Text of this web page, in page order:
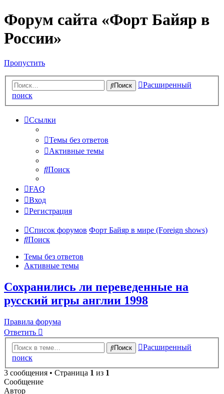
Форум сайта «Форт Байяр в
России»
Пропустить
Поиск
Расширенный
поиск
Ссылки
Темы без ответов
Активные темы
Поиск
FAQ
Вход
Регистрация
Список форумов Форт Байяр в мире (Foreign shows)
Поиск
Темы без ответов
Активные темы
Сохранились ли переведенные на
русский игры англии 1998
Правила форума
Ответить
Поиск
Расширенный
поиск
3 сообщения • Страница 1 из 1
Сообщение
Автор